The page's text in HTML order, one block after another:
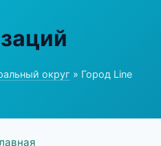
округ » Город Line